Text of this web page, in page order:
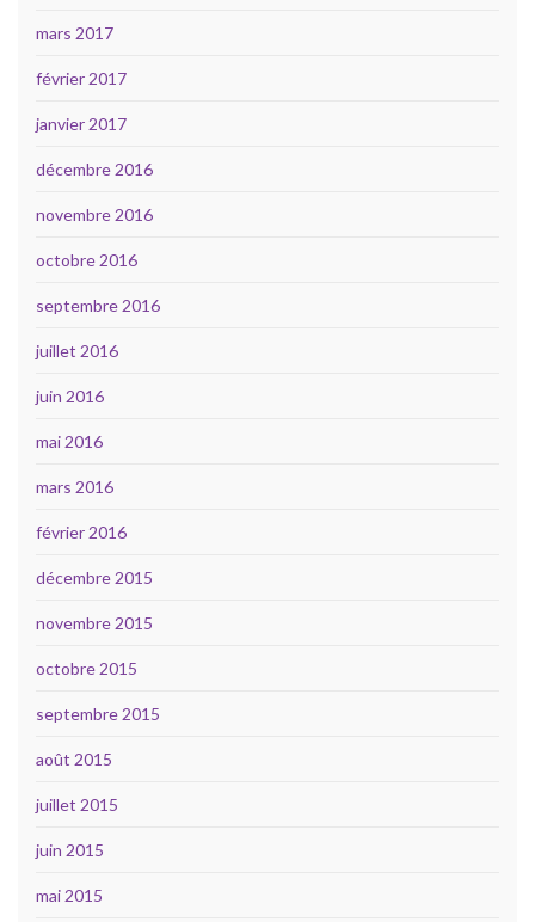
mars 2017
février 2017
janvier 2017
décembre 2016
novembre 2016
octobre 2016
septembre 2016
juillet 2016
juin 2016
mai 2016
mars 2016
février 2016
décembre 2015
novembre 2015
octobre 2015
septembre 2015
août 2015
juillet 2015
juin 2015
mai 2015